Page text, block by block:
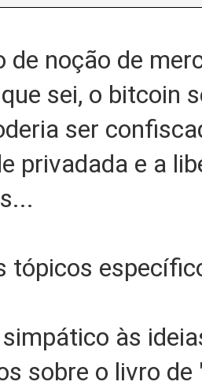
de noção de
sei, o bitcoin
ser
privadada e a
tópicos
às
sobre o livro